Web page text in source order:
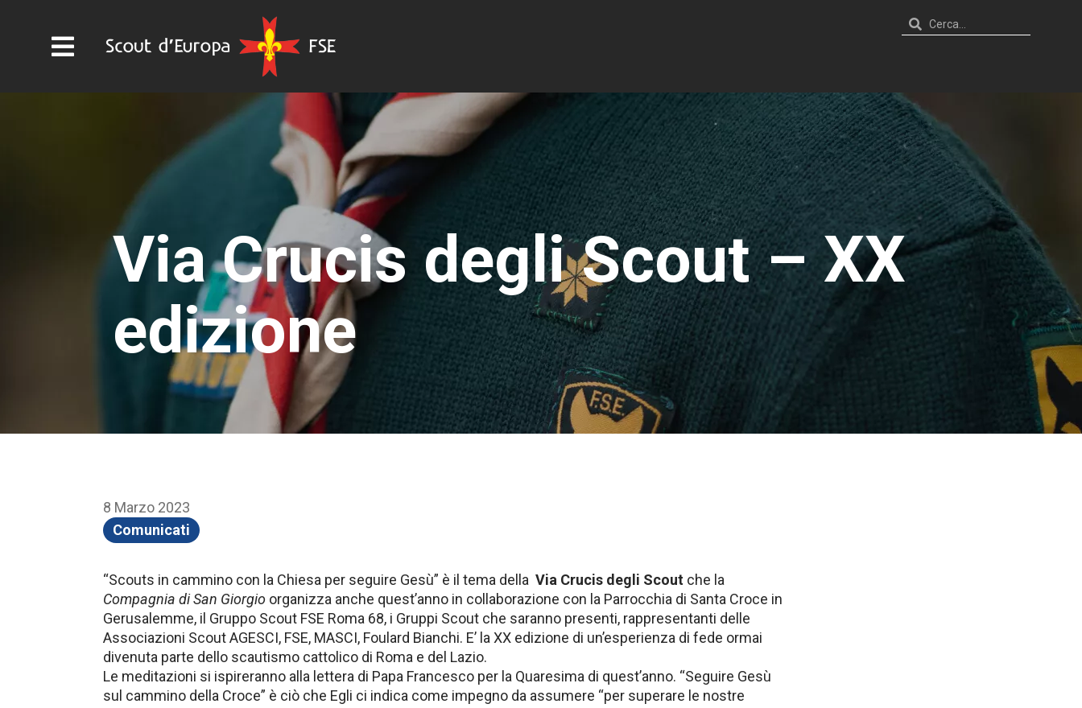
Via Crucis degli Scout – XX
edizione
8 Marzo 2023
Comunicati
“Scouts in cammino con la Chiesa per seguire Gesù” è il tema della Via Crucis degli Scout che la
Compagnia di San Giorgio organizza anche quest’anno in collaborazione con la Parrocchia di Santa Croce in
Gerusalemme, il Gruppo Scout FSE Roma 68, i Gruppi Scout che saranno presenti, rappresentanti delle
Associazioni Scout AGESCI, FSE, MASCI, Foulard Bianchi. E’ la XX edizione di un’esperienza di fede ormai
divenuta parte dello scautismo cattolico di Roma e del Lazio.
Le meditazioni si ispireranno alla lettera di Papa Francesco per la Quaresima di quest’anno. “Seguire Gesù
sul cammino della Croce” è ciò che Egli ci indica come impegno da assumere “per superare le nostre